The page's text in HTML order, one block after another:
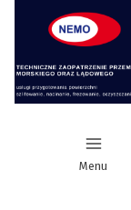
Menu